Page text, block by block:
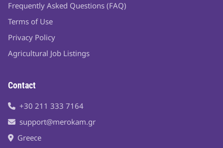
Frequently Asked Questions (FAQ)
Terms of Use
Privacy Policy
Agricultural Job Listings
Contact
+30 211 333 7164
support@merokam.gr
Greece